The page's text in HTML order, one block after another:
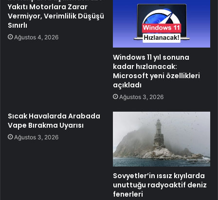
Yakıtı Motorlara Zarar
Vermiyor, Verimlilik Düşüşü
Sınırlı
Ağustos 4, 2026
Windows 11 yıl sonuna
kadar hızlanacak:
Microsoft yeni özellikleri
açıkladı
Ağustos 3, 2026
Sıcak Havalarda Arabada
Vape Bırakma Uyarısı
Ağustos 3, 2026
Sovyetler’in ıssız kıyılarda
unuttuğu radyoaktif deniz
fenerleri